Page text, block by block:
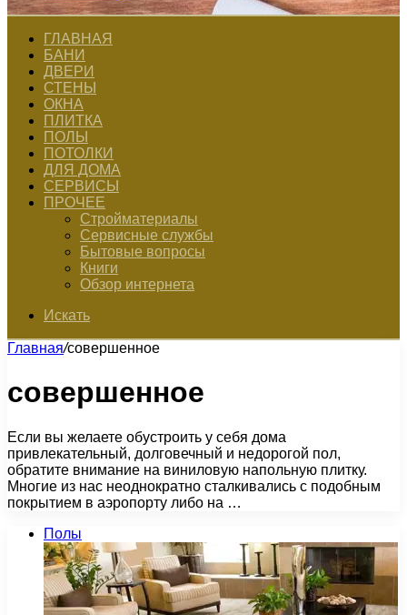
ГЛАВНАЯ
БАНИ
ДВЕРИ
СТЕНЫ
ОКНА
ПЛИТКА
ПОЛЫ
ПОТОЛКИ
ДЛЯ ДОМА
СЕРВИСЫ
ПРОЧЕЕ
Стройматериалы
Сервисные службы
Бытовые вопросы
Книги
Обзор интернета
Искать
Главная/совершенное
совершенное
Если вы желаете обустроить у себя дома
привлекательный, долговечный и недорогой пол,
обратите внимание на виниловую напольную плитку.
Многие из нас неоднократно сталкивались с подобным
покрытием в аэропорту либо на …
Полы